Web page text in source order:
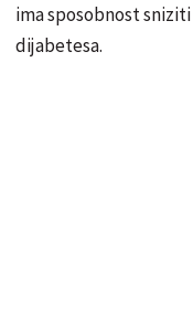
ima sposobnost sniziti
dijabetesa.